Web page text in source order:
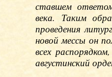
ставшем
века. Таким
проведения
новой мессы он
всех
августинский